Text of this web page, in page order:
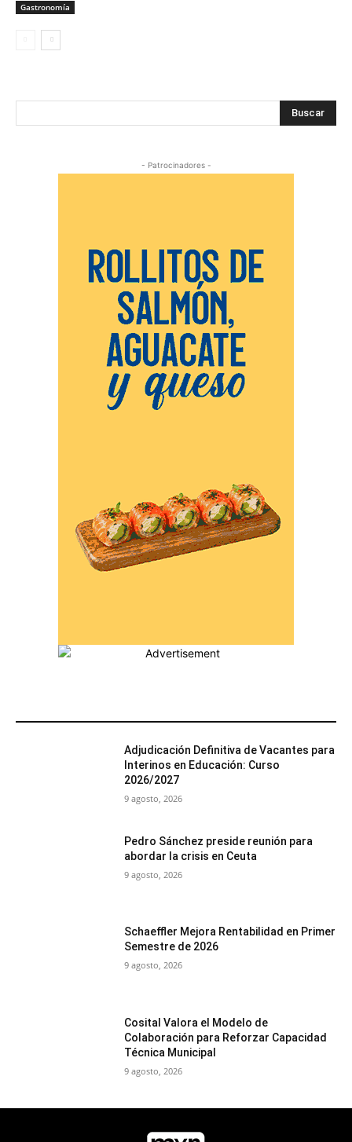
Gastronomía
Buscar
- Patrocinadores -
Adjudicación Definitiva de Vacantes para
Interinos en Educación: Curso
2026/2027
9 agosto, 2026
Pedro Sánchez preside reunión para
abordar la crisis en Ceuta
9 agosto, 2026
Schaeffler Mejora Rentabilidad en Primer
Semestre de 2026
9 agosto, 2026
Cosital Valora el Modelo de
Colaboración para Reforzar Capacidad
Técnica Municipal
9 agosto, 2026